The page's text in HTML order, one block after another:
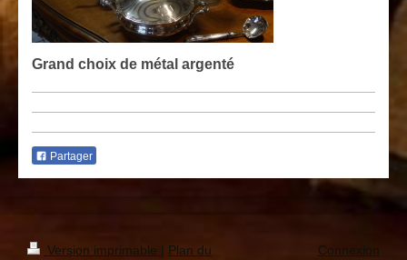
Grand choix de métal argenté
Partager
Version imprimable | Plan du Connexion